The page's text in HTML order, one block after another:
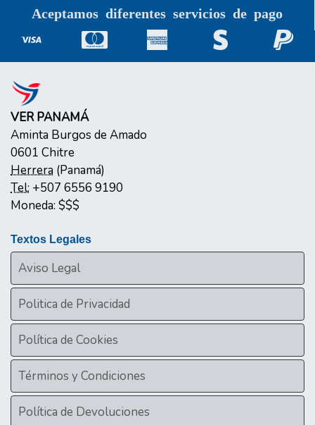
Aceptamos diferentes servicios de pago
VER PANAMÁ
Aminta Burgos de Amado
0601 Chitre
Herrera (Panamá)
Tel: +507 6556 9190
Moneda: $$$
Textos Legales
Aviso Legal
Politica de Privacidad
Política de Cookies
Términos y Condiciones
Política de Devoluciones